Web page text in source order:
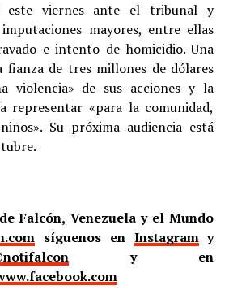
este viernes ante el tribunal y
mayores, entre ellas
e intento de homicidio. Una
fianza de tres millones de dólares
violencia» de sus acciones y la
representar «para la comunidad,
Su próxima audiencia está
Falcón, Venezuela y el Mundo
síguenos en Instagramy
y en